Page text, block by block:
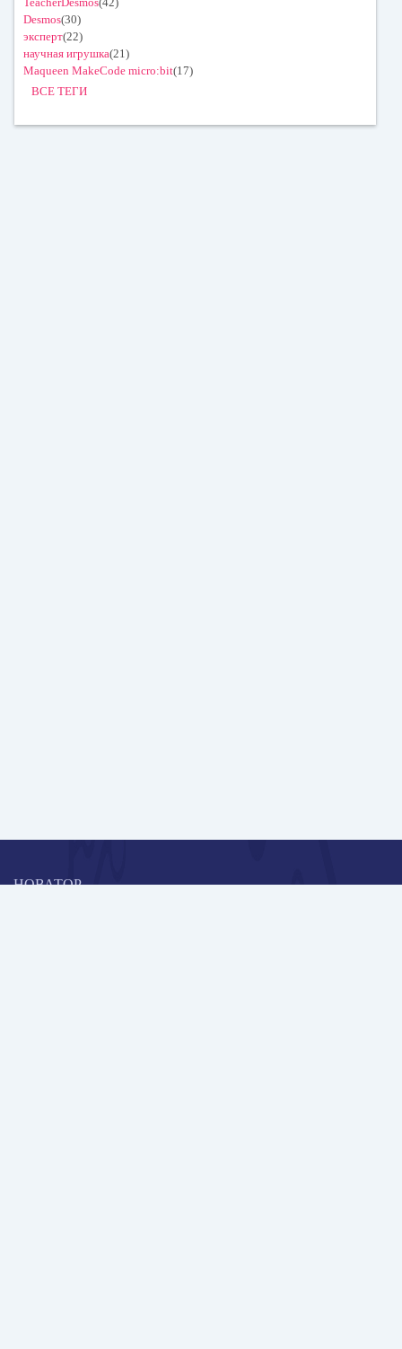
Desmos(30)
эксперт(22)
научная игрушка(21)
Maqueen MakeCode micro:bit(17)
ВСЕ ТЕГИ
НОВАТОР